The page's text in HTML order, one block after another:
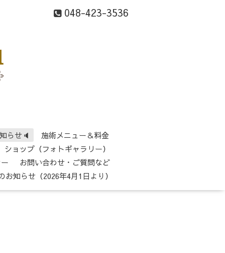
048-423-3536
らせ🔈
施術メニュー＆料金
ショップ（フォトギャラリー）
お問い合わせ・ご質問など
お知らせ（2026年4月1日より）